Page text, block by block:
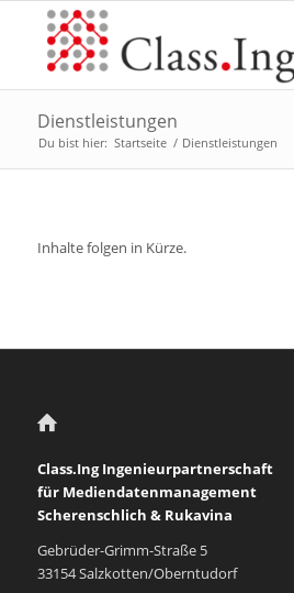
Dienstleistungen
Du bist hier: Startseite / Dienstleistungen
Inhalte folgen in Kürze.
Class.Ing Ingenieurpartnerschaft
für Mediendatenmanagement
Scherenschlich & Rukavina
Gebrüder-Grimm-Straße 5
33154 Salzkotten/Oberntudorf